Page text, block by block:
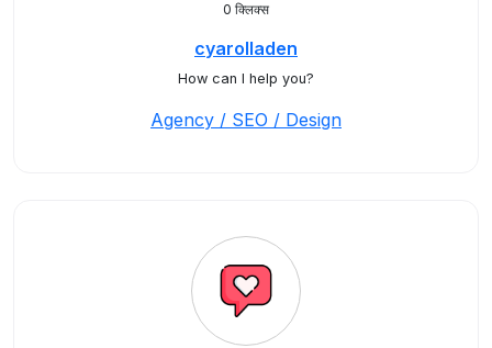
0 क्लिक्स
cyarolladen
How can I help you?
Agency / SEO / Design